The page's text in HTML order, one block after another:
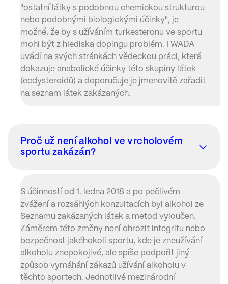
"ostatní látky s podobnou chemickou strukturou
nebo podobnými biologickými účinky", je
možné, že by s užíváním turkesteronu ve sportu
mohl být z hlediska dopingu problém. I WADA
uvádí na svých stránkách vědeckou práci, která
dokazuje anabolické účinky této skupiny látek
(ecdysteroidů) a doporučuje je jmenovitě zařadit
na seznam látek zakázaných.
Proč už není alkohol ve vrcholovém
sportu zakázán?
S účinností od 1. ledna 2018 a po pečlivém
zvážení a rozsáhlých konzultacích byl alkohol ze
Seznamu zakázaných látek a metod vyloučen.
Záměrem této změny není ohrozit integritu nebo
bezpečnost jakéhokoli sportu, kde je zneužívání
alkoholu znepokojivé, ale spíše podpořit jiný
způsob vymáhání zákazů užívání alkoholu v
těchto sportech. Jednotlivé mezinárodní